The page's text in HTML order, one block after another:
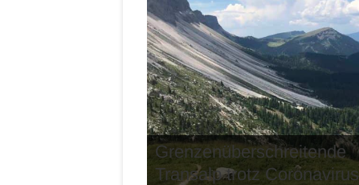
Grenzenüberschreitende
Transalp trotz Coronavirus